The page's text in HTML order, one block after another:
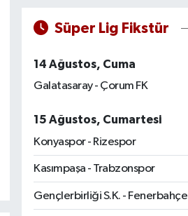
Süper Lig Fikstür
14 Ağustos, Cuma
Galatasaray - Çorum FK
15 Ağustos, Cumartesi
Konyaspor - Rizespor
Kasımpaşa - Trabzonspor
Gençlerbirliği S.K. - Fenerbahçe